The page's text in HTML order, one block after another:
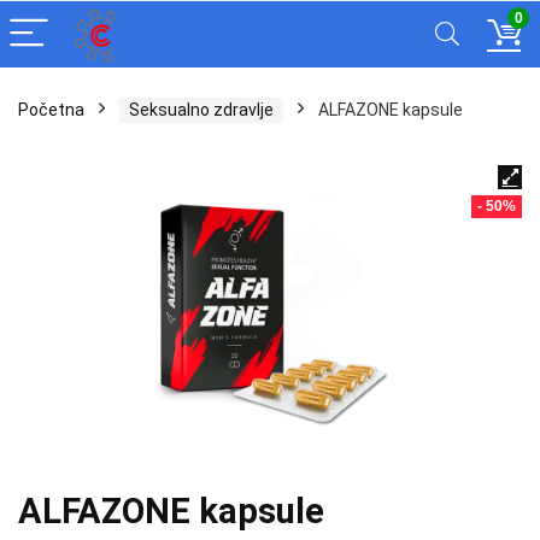
0
Početna Seksualno zdravlje ALFAZONE kapsule
- 50%
ALFAZONE kapsule